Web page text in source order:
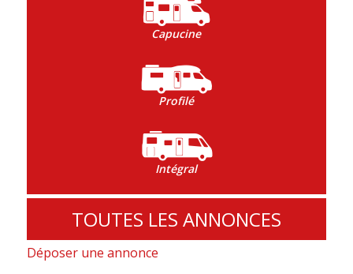
Capucine
Profilé
Intégral
TOUTES LES ANNONCES
Déposer une annonce